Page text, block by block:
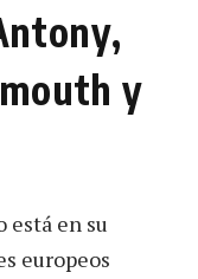
y
está en su
europeos